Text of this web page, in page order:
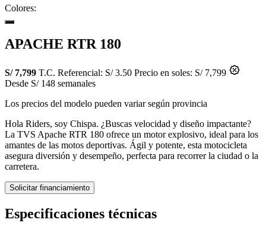
Colores:
APACHE RTR 180
S/ 7,799 T.C. Referencial: S/ 3.50 Precio en soles: S/ 7,799
Desde S/ 148 semanales
Los precios del modelo pueden variar según provincia
Hola Riders, soy Chispa. ¿Buscas velocidad y diseño impactante?
La TVS Apache RTR 180 ofrece un motor explosivo, ideal para los
amantes de las motos deportivas. Ágil y potente, esta motocicleta
asegura diversión y desempeño, perfecta para recorrer la ciudad o la
carretera.
Solicitar financiamiento
Especificaciones técnicas